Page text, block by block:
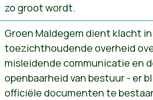
zo groot wordt.
Groen Maldegem dient klacht
toezichthoudende overheid
misleidende communicatie en
openbaarheid van bestuur - er
officiële documenten te